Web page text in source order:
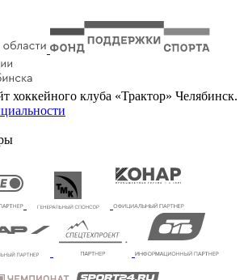
клуба «Трактор» Челябинск.